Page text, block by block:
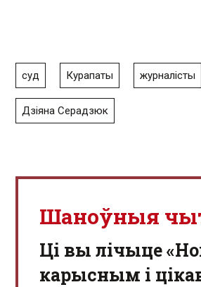
суд Курапаты журналісты
Дзіяна Серадзюк
Шаноўныя
Ці вы лічыце
карысным і